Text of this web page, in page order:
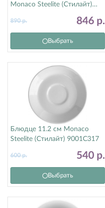
Monaco Steelite (Стилайт)
846 р.
890р.
Выбрать
Блюдце 11.2 см Monaco
Steelite (Стилайт) 9001C317
540 р.
600р.
Выбрать